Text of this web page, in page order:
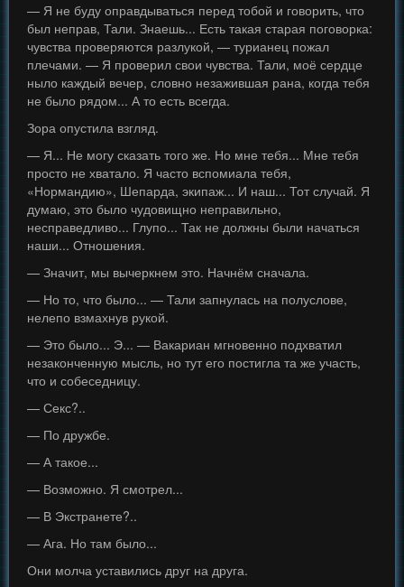
— Я не буду оправдываться перед тобой и говорить, что
был неправ, Тали. Знаешь... Есть такая старая поговорка:
чувства проверяются разлукой, — турианец пожал
плечами. — Я проверил свои чувства. Тали, моё сердце
ныло каждый вечер, словно незажившая рана, когда тебя
не было рядом... А то есть всегда.
Зора опустила взгляд.
— Я... Не могу сказать того же. Но мне тебя... Мне тебя
просто не хватало. Я часто вспомиала тебя,
«Нормандию», Шепарда, экипаж... И наш... Тот случай. Я
думаю, это было чудовищно неправильно,
несправедливо... Глупо... Так не должны были начаться
наши... Отношения.
— Значит, мы вычеркнем это. Начнём сначала.
— Но то, что было... — Тали запнулась на полуслове,
нелепо взмахнув рукой.
— Это было... Э... — Вакариан мгновенно подхватил
незаконченную мысль, но тут его постигла та же участь,
что и собеседницу.
— Секс?..
— По дружбе.
— А такое...
— Возможно. Я смотрел...
— В Экстранете?..
— Ага. Но там было...
Они молча уставились друг на друга.